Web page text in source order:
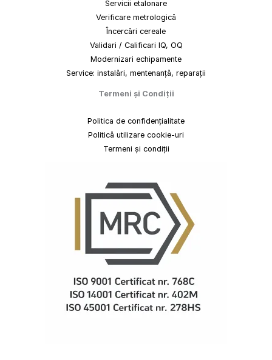
Servicii etalonare
Verificare metrologică
Încercări cereale
Validari / Calificari IQ, OQ
Modernizari echipamente
Service: instalări, mentenanță, reparații
Termeni și Condiții
Politica de confidențialitate
Politică utilizare cookie-uri
Termeni și condiții